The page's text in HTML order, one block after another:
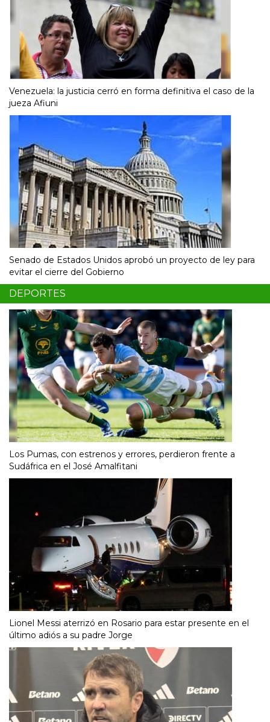
Venezuela: la justicia cerró en forma definitiva el caso de la
jueza Afiuni
Senado de Estados Unidos aprobó un proyecto de ley para
evitar el cierre del Gobierno
DEPORTES
Los Pumas, con estrenos y errores, perdieron frente a
Sudáfrica en el José Amalfitani
Lionel Messi aterrizó en Rosario para estar presente en el
último adiós a su padre Jorge